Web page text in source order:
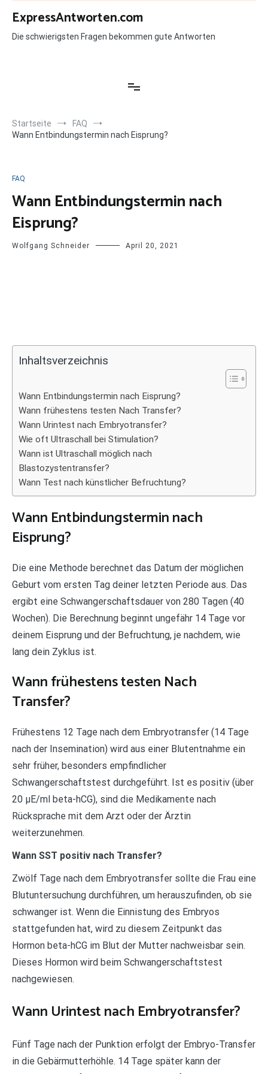
Zum
Inhalt
springen
ExpressAntworten.com
Die schwierigsten Fragen bekommen gute Antworten
Startseite
FAQ
Wann Entbindungstermin nach Eisprung?
FAQ
Wann Entbindungstermin nach
Eisprung?
Wolfgang Schneider April 20, 2021
Inhaltsverzeichnis
Wann Entbindungstermin nach Eisprung?
Wann frühestens testen Nach Transfer?
Wann Urintest nach Embryotransfer?
Wie oft Ultraschall bei Stimulation?
Wann ist Ultraschall möglich nach
Blastozystentransfer?
Wann Test nach künstlicher Befruchtung?
Wann Entbindungstermin nach
Eisprung?
Die eine Methode berechnet das Datum der möglichen
Geburt vom ersten Tag deiner letzten Periode aus. Das
ergibt eine Schwangerschaftsdauer von 280 Tagen (40
Wochen). Die Berechnung beginnt ungefähr 14 Tage vor
deinem Eisprung und der Befruchtung, je nachdem, wie
lang dein Zyklus ist.
Wann frühestens testen Nach
Transfer?
Frühestens 12 Tage nach dem Embryotransfer (14 Tage
nach der Insemination) wird aus einer Blutentnahme ein
sehr früher, besonders empfindlicher
Schwangerschaftstest durchgeführt. Ist es positiv (über
20 µE/ml beta-hCG), sind die Medikamente nach
Rücksprache mit dem Arzt oder der Ärztin
weiterzunehmen.
Wann SST positiv nach Transfer?
Zwölf Tage nach dem Embryotransfer sollte die Frau eine
Blutuntersuchung durchführen, um herauszufinden, ob sie
schwanger ist. Wenn die Einnistung des Embryos
stattgefunden hat, wird zu diesem Zeitpunkt das
Hormon beta-hCG im Blut der Mutter nachweisbar sein.
Dieses Hormon wird beim Schwangerschaftstest
nachgewiesen.
Wann Urintest nach Embryotransfer?
Fünf Tage nach der Punktion erfolgt der Embryo-Transfer
in die Gebärmutterhöhle. 14 Tage später kann der